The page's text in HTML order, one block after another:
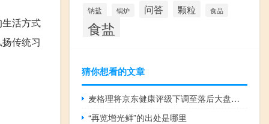
活方式
传统习
钠盐 锅炉 问答 颗粒 食品
食盐
猜你想看的文章
麦格理将京东健康评级下调至落后大盘之前的评级为中性目标股价为35.30港元相比周四（8月17日）的收盘价下跌25%
“再览增光鲜”的出处是哪里